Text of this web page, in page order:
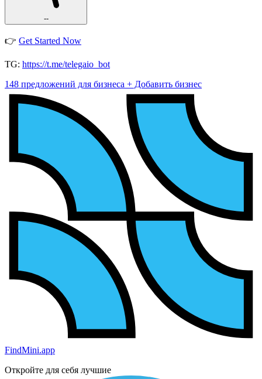
--
👉 Get Started Now
TG: https://t.me/telegaio_bot
148 предложений для бизнеса + Добавить бизнес
FindMini.app
Откройте для себя лучшие